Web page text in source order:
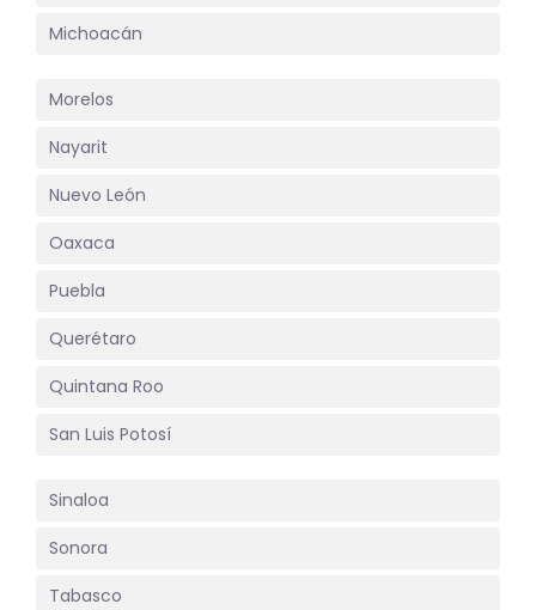
Michoacán
Morelos
Nayarit
Nuevo León
Oaxaca
Puebla
Querétaro
Quintana Roo
San Luis Potosí
Sinaloa
Sonora
Tabasco